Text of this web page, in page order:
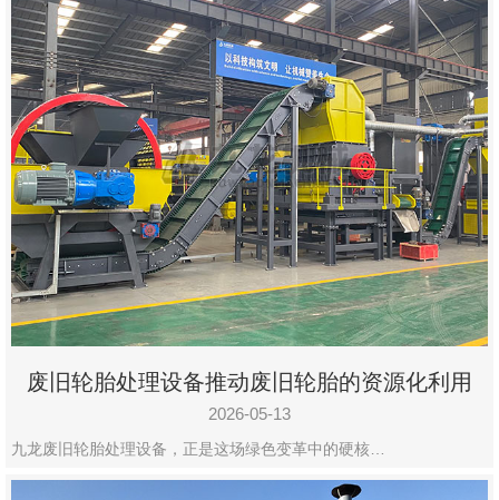
废旧轮胎处理设备推动废旧轮胎的资源化利用
2026-05-13
九龙废旧轮胎处理设备，正是这场绿色变革中的硬核…